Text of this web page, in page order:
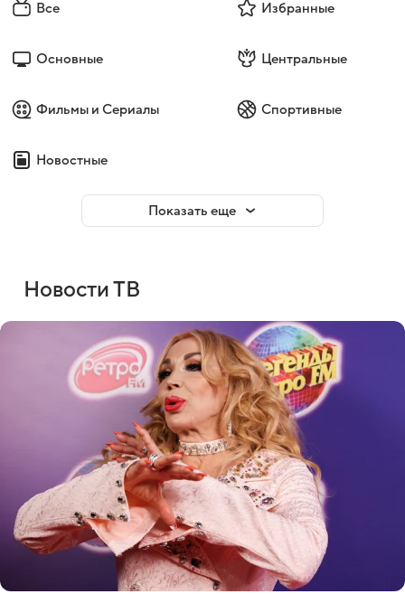
Все Избранные
Основные Центральные
Фильмы и Сериалы Спортивные
Новостные
Показать еще
Новости ТВ